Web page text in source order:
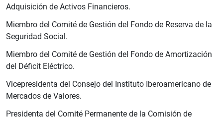
Adquisición de Activos Financieros.
Miembro del Comité de Gestión del Fondo de Reserva de la
Seguridad Social.
Miembro del Comité de Gestión del Fondo de Amortización
del Déficit Eléctrico.
Vicepresidenta del Consejo del Instituto Iberoamericano de
Mercados de Valores.
Presidenta del Comité Permanente de la Comisión de